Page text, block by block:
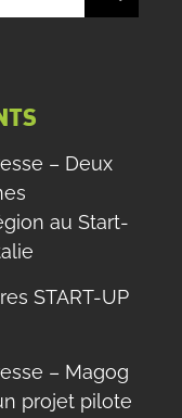
– Deux
au Start-
START-UP
– Magog
projet pilote